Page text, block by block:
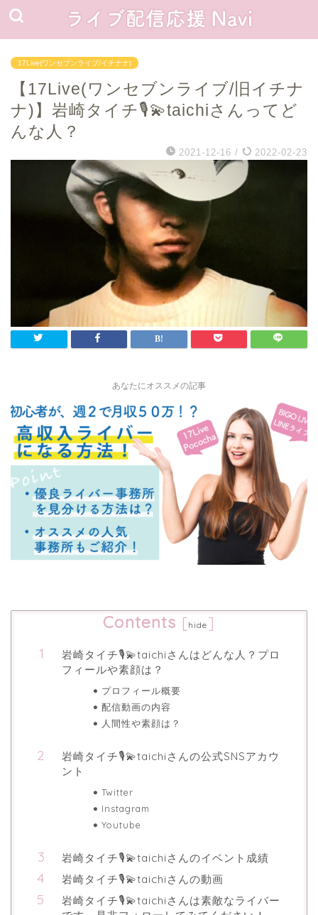
17Live(ワンセブンライブ/イチナナ)
【17Live(ワンセブンライブ/旧イチナ
ナ)】岩崎タイチ🎙️💫taichiさんってど
んな人？
2021-12-16 / 2022-02-23
あなたにオススメの記事
Contents [hide ]
岩崎タイチ🎙️💫taichiさんはどんな人？プロ
フィールや素顔は？
プロフィール概要
配信動画の内容
人間性や素顔は？
岩崎タイチ🎙️💫taichiさんの公式SNSアカウ
ント
Twitter
Instagram
Youtube
岩崎タイチ🎙️💫taichiさんのイベント成績
岩崎タイチ🎙️💫taichiさんの動画
岩崎タイチ🎙️💫taichiさんは素敵なライバー